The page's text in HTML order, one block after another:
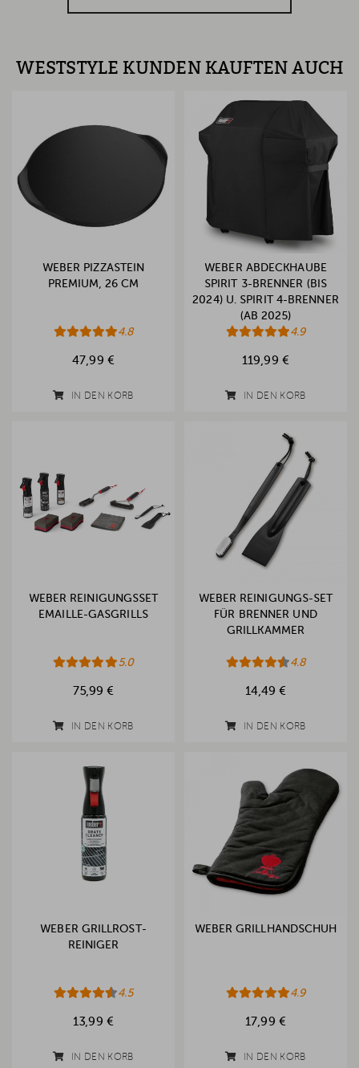
WESTSTYLE KUNDEN KAUFTEN AUCH
WEBER PIZZASTEIN
PREMIUM, 26 CM
4.8
47,99 €
IN DEN KORB
WEBER ABDECKHAUBE
SPIRIT 3-BRENNER (BIS
2024) U. SPIRIT 4-BRENNER
(AB 2025)
4.9
119,99 €
IN DEN KORB
WEBER REINIGUNGSSET
EMAILLE-GASGRILLS
5.0
75,99 €
IN DEN KORB
WEBER REINIGUNGS-SET
FÜR BRENNER UND
GRILLKAMMER
4.8
14,49 €
IN DEN KORB
WEBER GRILLROST-
REINIGER
4.5
13,99 €
IN DEN KORB
WEBER GRILLHANDSCHUH
4.9
17,99 €
IN DEN KORB